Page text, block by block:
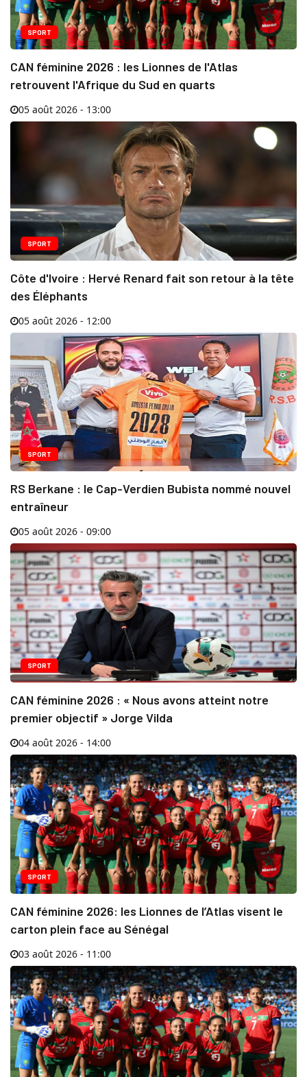
SPORT
CAN féminine 2026 : les Lionnes de l'Atlas
retrouvent l'Afrique du Sud en quarts
05 août 2026 - 13:00
SPORT
Côte d'Ivoire : Hervé Renard fait son retour à la tête
des Éléphants
05 août 2026 - 12:00
SPORT
RS Berkane : le Cap-Verdien Bubista nommé nouvel
entraîneur
05 août 2026 - 09:00
SPORT
CAN féminine 2026 : « Nous avons atteint notre
premier objectif » Jorge Vilda
04 août 2026 - 14:00
SPORT
CAN féminine 2026: les Lionnes de l’Atlas visent le
carton plein face au Sénégal
03 août 2026 - 11:00